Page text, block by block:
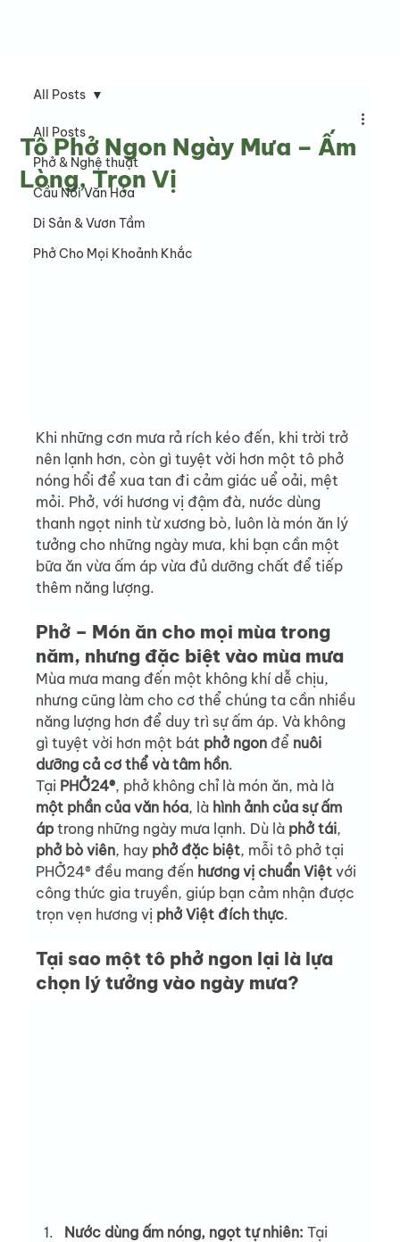
All Posts
Phở & Nghệ thuật
Cầu Nối Văn Hóa
Di Sản & Vươn Tầm
Phở Cho Mọi Khoảnh Khắc
All Posts
Tô Phở Ngon Ngày Mưa – Ấm
Lòng, Trọn Vị
Khi những cơn mưa rả rích kéo đến, khi trời trở
nên lạnh hơn, còn gì tuyệt vời hơn một tô phở
nóng hổi để xua tan đi cảm giác uể oải, mệt
mỏi. Phở, với hương vị đậm đà, nước dùng
thanh ngọt ninh từ xương bò, luôn là món ăn lý
tưởng cho những ngày mưa, khi bạn cần một
bữa ăn vừa ấm áp vừa đủ dưỡng chất để tiếp
thêm năng lượng.
Phở – Món ăn cho mọi mùa trong
năm, nhưng đặc biệt vào mùa mưa
Mùa mưa mang đến một không khí dễ chịu,
nhưng cũng làm cho cơ thể chúng ta cần nhiều
năng lượng hơn để duy trì sự ấm áp. Và không
gì tuyệt vời hơn một bát phở ngon để nuôi
dưỡng cả cơ thể và tâm hồn.
Tại PHỞ24®, phở không chỉ là món ăn, mà là
một phần của văn hóa, là hình ảnh của sự ấm
áp trong những ngày mưa lạnh. Dù là phở tái,
phở bò viên, hay phở đặc biệt, mỗi tô phở tại
PHỞ24® đều mang đến hương vị chuẩn Việt với
công thức gia truyền, giúp bạn cảm nhận được
trọn vẹn hương vị phở Việt đích thực.
Tại sao một tô phở ngon lại là lựa
chọn lý tưởng vào ngày mưa?
Nước dùng ấm nóng, ngọt tự nhiên: Tại